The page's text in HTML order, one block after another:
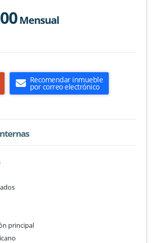
Mensual
Recomendar inmueble
por correo electrónico
principal